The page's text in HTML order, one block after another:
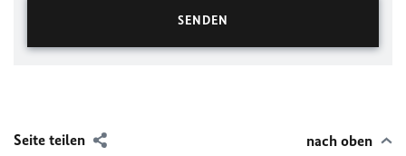
Seite teilen nach oben